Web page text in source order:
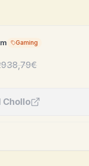
Gaming
€
Chollo